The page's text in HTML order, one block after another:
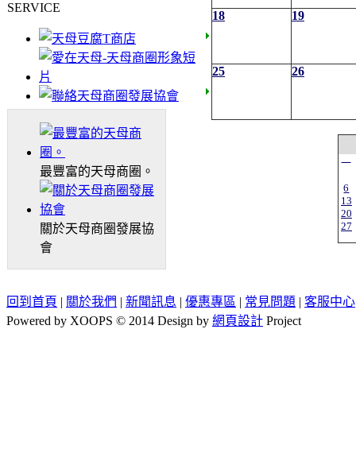
SERVICE
最豐富的天母商圈。
關於天母商圈發展協
會
18 19
25 26
一
6
13
20
27
回到首頁 | 關於我們 | 新聞訊息 | 優惠專區 | 常見問題 | 客服中心
Powered by XOOPS © 2014 Design by 網頁設計 Project